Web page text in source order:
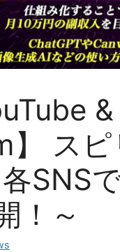
】 ス
SNS
！～